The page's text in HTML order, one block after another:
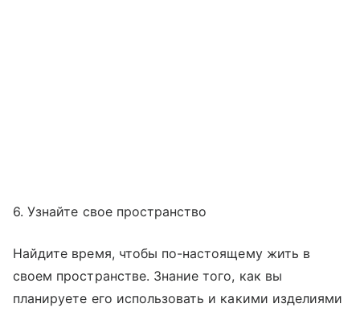
6. Узнайте свое пространство
Найдите время, чтобы по-настоящему жить в
своем пространстве. Знание того, как вы
планируете его использовать и какими изделиями